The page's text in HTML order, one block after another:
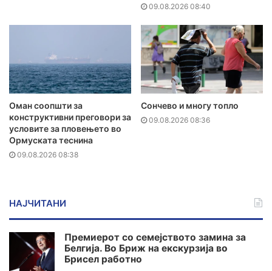
09.08.2026 08:40
Оман соопшти за
конструктивни преговори за
условите за пловењето во
Ормуската теснина
09.08.2026 08:38
Сончево и многу топло
09.08.2026 08:36
НАЈЧИТАНИ
Премиерот со семејството замина за
Белгија. Во Бриж на екскурзија во
Брисел работно